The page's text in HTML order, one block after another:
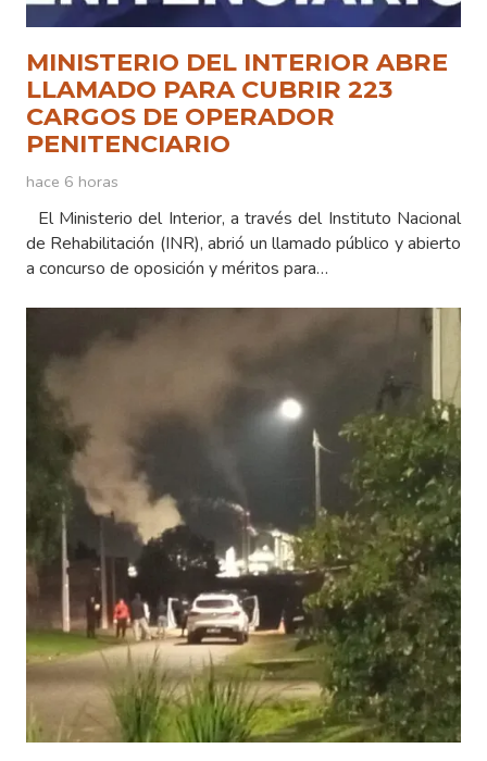
MINISTERIO DEL INTERIOR ABRE
LLAMADO PARA CUBRIR 223
CARGOS DE OPERADOR
PENITENCIARIO
hace 6 horas
El Ministerio del Interior, a través del Instituto Nacional
de Rehabilitación (INR), abrió un llamado público y abierto
a concurso de oposición y méritos para…